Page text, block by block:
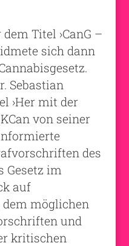
Titel ›CanG –
sich dann
Sebastian
›Her mit der
von seiner
des
Gesetz im
auf
möglichen
und
kritischen